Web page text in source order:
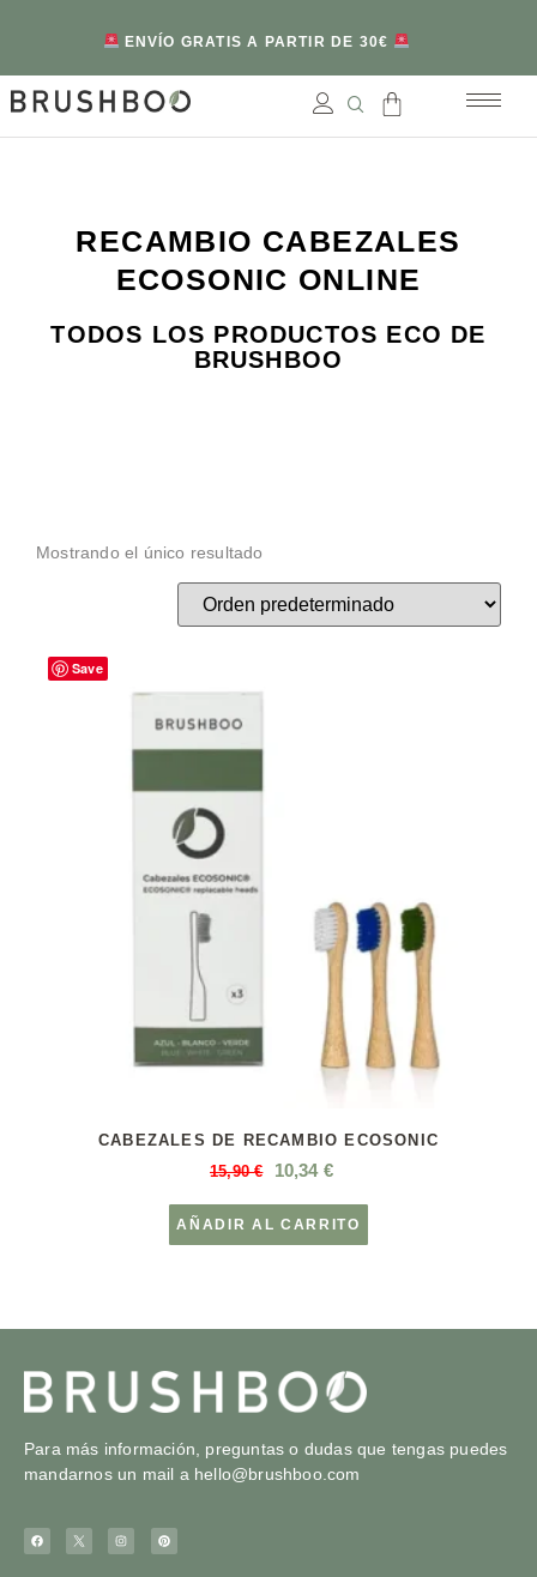
ENVÍO GRATIS A PARTIR DE 30€
RECAMBIO CABEZALES
ECOSONIC ONLINE
TODOS LOS PRODUCTOS ECO DE
BRUSHBOO
Mostrando el único resultado
Save
CABEZALES DE RECAMBIO ECOSONIC
15,90€ 10,34 €
AÑADIR AL CARRITO
Para más información, preguntas o dudas que tengas puedes
mandarnos un mail a hello@brushboo.com